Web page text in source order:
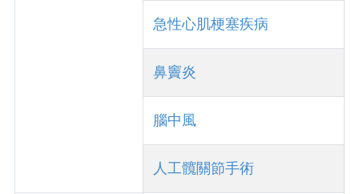
急性心肌梗塞疾病
鼻竇炎
腦中風
人工髖關節手術